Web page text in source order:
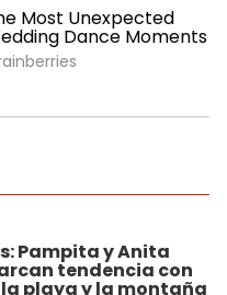
Pampita y Anita
tendencia con
playa y la montaña